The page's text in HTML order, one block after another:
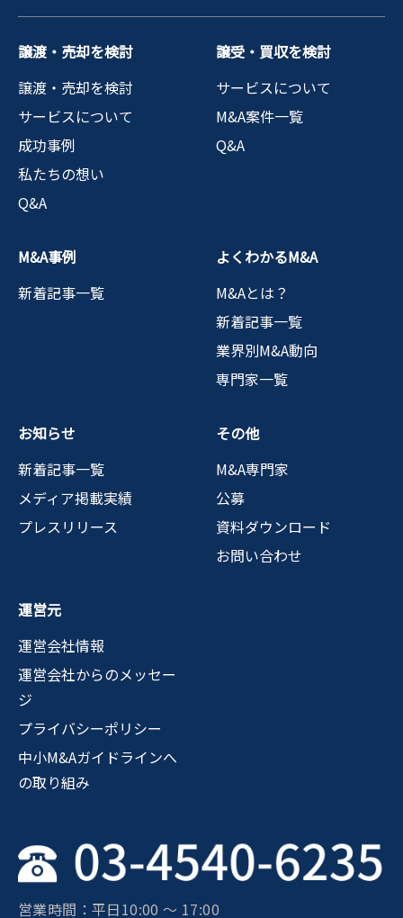
譲渡・売却を検討
譲渡・売却を検討
サービスについて
成功事例
私たちの想い
Q&A
譲受・買収を検討
サービスについて
M&A案件一覧
Q&A
M&A事例
新着記事一覧
よくわかるM&A
M&Aとは？
新着記事一覧
業界別M&A動向
専門家一覧
お知らせ
新着記事一覧
メディア掲載実績
プレスリリース
その他
M&A専門家
公募
資料ダウンロード
お問い合わせ
運営元
運営会社情報
運営会社からのメッセー
ジ
プライバシーポリシー
中小M&Aガイドラインへ
の取り組み
営業時間：平日10:00 〜 17:00